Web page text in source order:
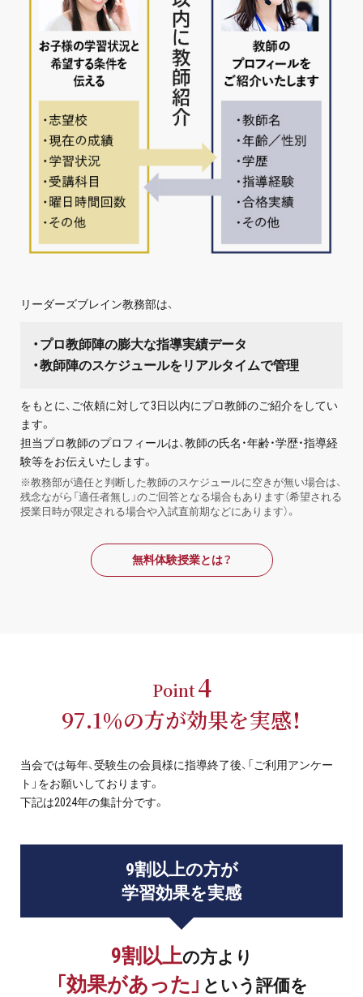
リーダーズブレイン教務部は、
・プロ教師陣の膨大な指導実績データ
・教師陣のスケジュールをリアルタイムで管理
をもとに、ご依頼に対して3日以内にプロ教師のご紹介をしてい
ます。
担当プロ教師のプロフィールは、教師の氏名・年齢・学歴・指導経
験等をお伝えいたします。
※教務部が適任と判断した教師のスケジュールに空きが無い場合は、
残念ながら「適任者無し」のご回答となる場合もあります（希望される
授業日時が限定される場合や入試直前期などにあります）。
無料体験授業とは？
Point4
97.1％の方が効果を実感！
当会では毎年、受験生の会員様に指導終了後、「ご利用アンケー
ト」をお願いしております。
下記は2024年の集計分です。
9割以上の方が
学習効果を実感
9割以上の方より
「効果があった」 という評価を